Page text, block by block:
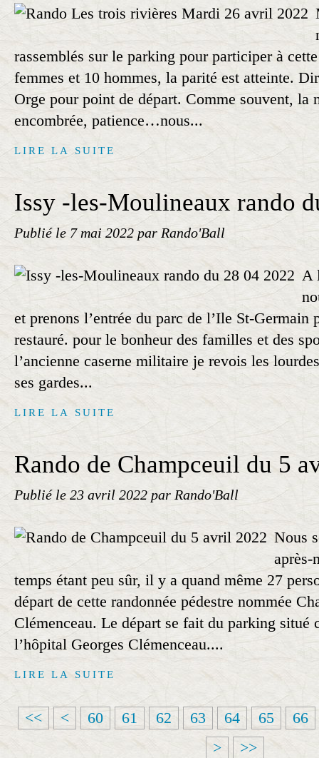
rassemblés sur le parking pour participer à
femmes et 10 hommes, la parité est atteinte.
Orge pour point de départ. Comme souvent, la
encombrée, patience…nous...
LIRE LA SUITE
Issy -les-Moulineaux rando
Publié le 7 mai 2022 par Rando'Ball
A
et prenons l’entrée du parc de l’Ile St-Germain
restauré. pour le bonheur des familles et des
l’ancienne caserne militaire je revois les
ses gardes...
LIRE LA SUITE
Rando de Champceuil du 5
Publié le 23 avril 2022par Rando'Ball
Nous
temps étant peu sûr, il y a quand même 27
départ de cette randonnée pédestre nommée
Clémenceau. Le départ se fait du parking situé
l’hôpital Georges Clémenceau....
LIRE LA SUITE
<< <
1
2
3
4
5
60 61 62 63 64 65
66
>
>>